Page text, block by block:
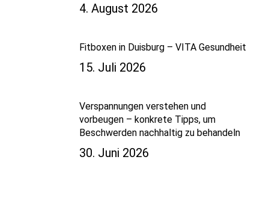
4. August 2026
Fitboxen in Duisburg – VITA Gesundheit
15. Juli 2026
Verspannungen verstehen und
vorbeugen – konkrete Tipps, um
Beschwerden nachhaltig zu behandeln
30. Juni 2026